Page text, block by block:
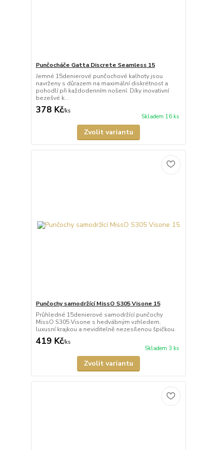
Punčocháče Gatta Discrete Seamless 15
Jemné 15denierové punčochové kalhoty jsou
navrženy s důrazem na maximální diskrétnost a
pohodlí při každodenním nošení. Díky inovativní
bezešvé k...
378 Kč/ks
Skladem 16 ks
Zvolit variantu
Punčochy samodržící MissO S305 Visone 15
Průhledné 15denierové samodržící punčochy
MissO S305 Visone s hedvábným vzhledem,
luxusní krajkou a neviditelně nezesílenou špičkou.
419 Kč/ks
Skladem 3 ks
Zvolit variantu